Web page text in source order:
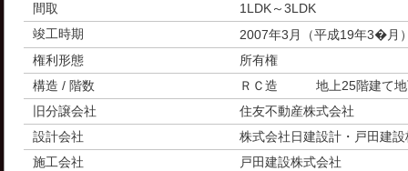
間取
1LDK～3LDK
竣工時期
2007年3月（平成19年3�月
権利形態
所有権
構造 / 階数
ＲＣ造 地上25階建て地
旧分譲会社
住友不動産株式会社
設計会社
株式会社日建設計・戸田建
施工会社
戸田建設株式会社